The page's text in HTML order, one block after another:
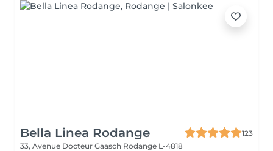
Bella Linea Rodange
123
33, Avenue Docteur Gaasch Rodange L-4818